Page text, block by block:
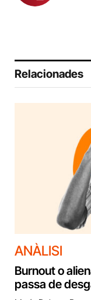
Relacionades
ANÀLISI
Burnout o
passa de